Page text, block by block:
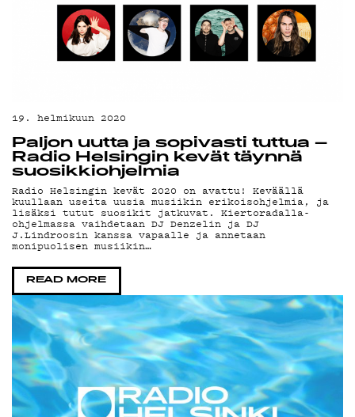
19. helmikuun 2020
Paljon uutta ja sopivasti tuttua –
Radio Helsingin kevät täynnä
suosikkiohjelmia
Radio Helsingin kevät 2020 on avattu! Keväällä
kuullaan useita uusia musiikin erikoisohjelmia, ja
lisäksi tutut suosikit jatkuvat. Kiertoradalla-
ohjelmassa vaihdetaan DJ Denzelin ja DJ
J.Lindroosin kanssa vapaalle ja annetaan
monipuolisen musiikin…
READ MORE